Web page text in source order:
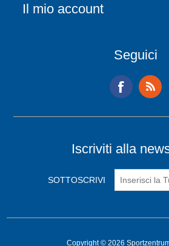
Il mio account
Seguici
Iscriviti alla
Copyright © 2026